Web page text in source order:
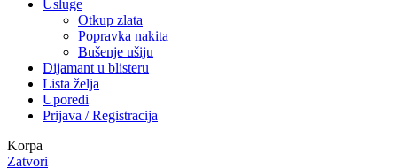
Usluge
Otkup zlata
Popravka nakita
Bušenje ušiju
Dijamant u blisteru
Lista želja
Uporedi
Prijava / Registracija
Korpa
Zatvori